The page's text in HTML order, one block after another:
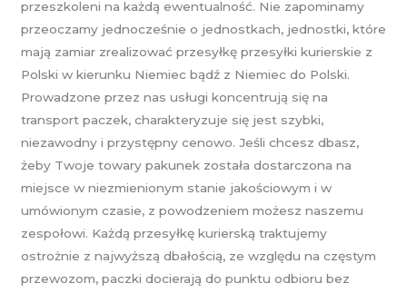
przeszkoleni na każdą ewentualność. Nie zapominamy
przeoczamy jednocześnie o jednostkach, jednostki, które
mają zamiar zrealizować przesyłkę przesyłki kurierskie z
Polski w kierunku Niemiec bądź z Niemiec do Polski.
Prowadzone przez nas usługi koncentrują się na
transport paczek, charakteryzuje się jest szybki,
niezawodny i przystępny cenowo. Jeśli chcesz dbasz,
żeby Twoje towary pakunek została dostarczona na
miejsce w niezmienionym stanie jakościowym i w
umówionym czasie, z powodzeniem możesz naszemu
zespołowi. Każdą przesyłkę kurierską traktujemy
ostrożnie z najwyższą dbałością, ze względu na częstym
przewozom, paczki docierają do punktu odbioru bez